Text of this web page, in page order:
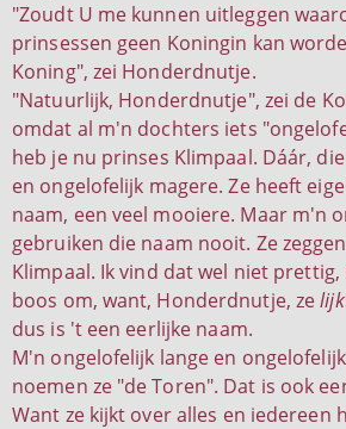
"Zoudt U me kunnen uitleggen
prinsessen geen Koningin kan
Koning", zei Honderdnutje.
"Natuurlijk, Honderdnutje", zei de
omdat al m'n dochters iets
heb je nu prinses Klimpaal. Dáár,
en ongelofelijk magere. Ze heeft
naam, een veel mooiere. Maar m'n
gebruiken die naam nooit. Ze
Klimpaal. Ik vind dat wel niet
boos om, want, Honderdnutje, ze
dus is 't een eerlijke naam.
M'n ongelofelijk lange en
noemen ze "de Toren". Dat is ook
Want ze kijkt over alles en iedereen